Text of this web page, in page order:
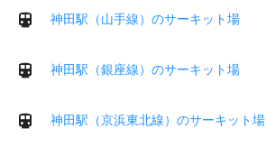
神田駅（山手線）のサーキット場
神田駅（銀座線）のサーキット場
神田駅（京浜東北線）のサーキット場